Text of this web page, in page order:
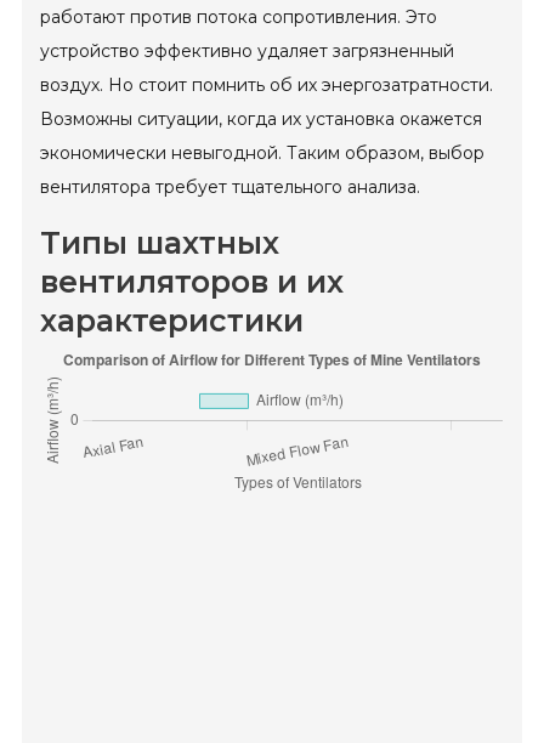
работают против потока сопротивления. Это
устройство эффективно удаляет загрязненный
воздух. Но стоит помнить об их энергозатратности.
Возможны ситуации, когда их установка окажется
экономически невыгодной. Таким образом, выбор
вентилятора требует тщательного анализа.
Типы шахтных
вентиляторов и их
характеристики